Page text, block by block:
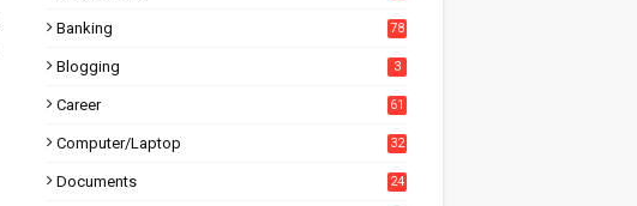
Banking 78
Blogging 3
Career 61
Computer/Laptop 32
Documents 24